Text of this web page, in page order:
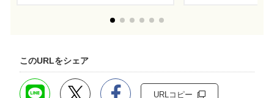
このURLをシェア
URLコピー